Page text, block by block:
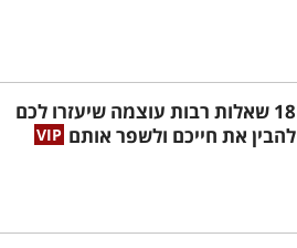
18 שאלות רבות עוצמה שיעזרו לכם
להבין את חייכם ולשפר אותם